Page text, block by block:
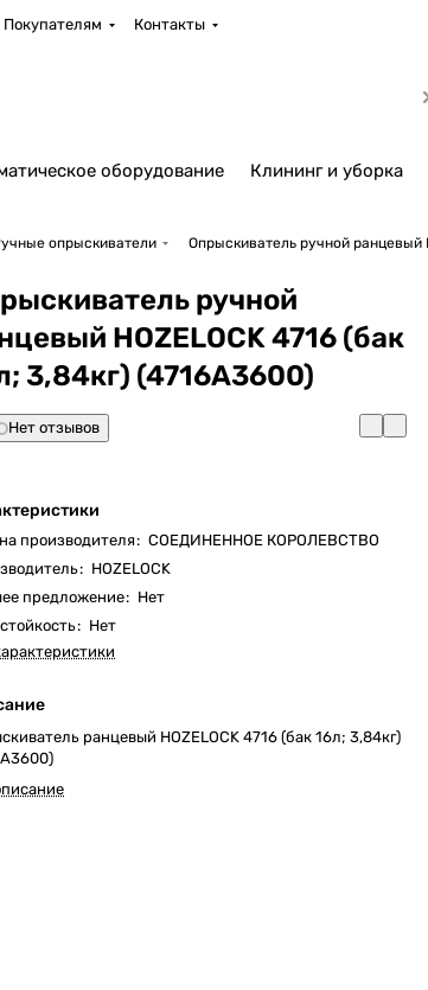
Покупателям Контакты
оборудование Клининг и уборка
опрыскиватели Опрыскиватель ручной ранцевый
ручной
HOZELOCK 4716 (бак
3,84кг) (4716A3600)
Нет отзывов
производителя: СОЕДИНЕННОЕ КОРОЛЕВСТВО
: HOZELOCK
предложение: Нет
: Нет
ранцевый HOZELOCK 4716 (бак 16л; 3,84кг)